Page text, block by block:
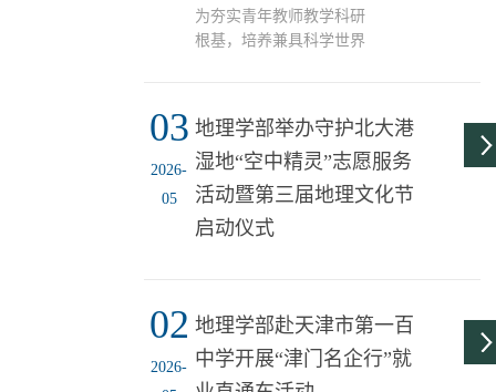
展示大赛。大赛消息一经
发布，便收获多组学子踊
地理组，总计78名学子参
与其中。各团队紧扣大赛
主题，立足学科前沿...
为夯实青年教师教学科研
根基，培养兼具科学世界
午，一场以“地理学研究与
教学中的科学辩证观”为核
心的青年教师教学与科研
能力提升专题分享会在我
大学汤国安教授作专题分
首先，要站在学科发展高
度看融合。要将马克思主
义哲学的矛盾观、联系
03
2026-
05
地理学部举办守护北大港
湿地“空中精灵”志愿服务
活动暨第三届地理文化节
启动仪式
02
2026-
地理学部赴天津市第一百
中学开展“津门名企行”就